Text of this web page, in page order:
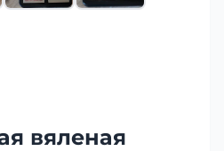
вяленая